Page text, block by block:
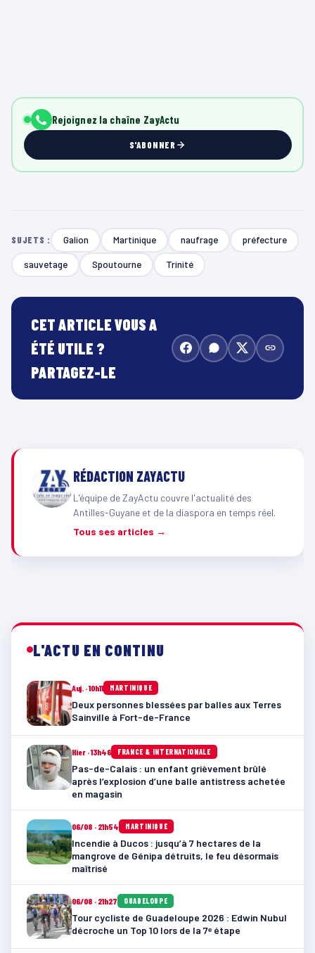
Rejoignez la chaîne ZayActu
S'ABONNER
SUJETS : Galion Martinique naufrage préfecture
sauvetage Spoutourne Trinité
CET ARTICLE VOUS A
ÉTÉ UTILE ?
PARTAGEZ-LE
RÉDACTION ZAYACTU
L'équipe de ZayActu couvre l'actualité des
Antilles-Guyane et de la diaspora en temps réel.
Tous ses articles →
L'ACTU EN CONTINU
Auj. · 10h11 MARTINIQUE
Deux personnes blessées par balles aux Terres
Sainville à Fort-de-France
Hier · 13h46 FRANCE & INTERNATIONALE
Pas-de-Calais : un enfant grièvement brûlé
après l’explosion d’une balle antistress achetée
en magasin
06/08 · 21h54 MARTINIQUE
Incendie à Ducos : jusqu’à 7 hectares de la
mangrove de Génipa détruits, le feu désormais
maîtrisé
06/08 · 21h27 GUADELOUPE
Tour cycliste de Guadeloupe 2026 : Edwin Nubul
décroche un Top 10 lors de la 7ᵉ étape